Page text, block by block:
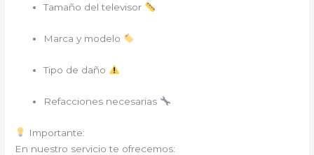
Tamaño del televisor
Marca y modelo
Tipo de daño
Refacciones necesarias
Importante:
En nuestro servicio te ofrecemos: